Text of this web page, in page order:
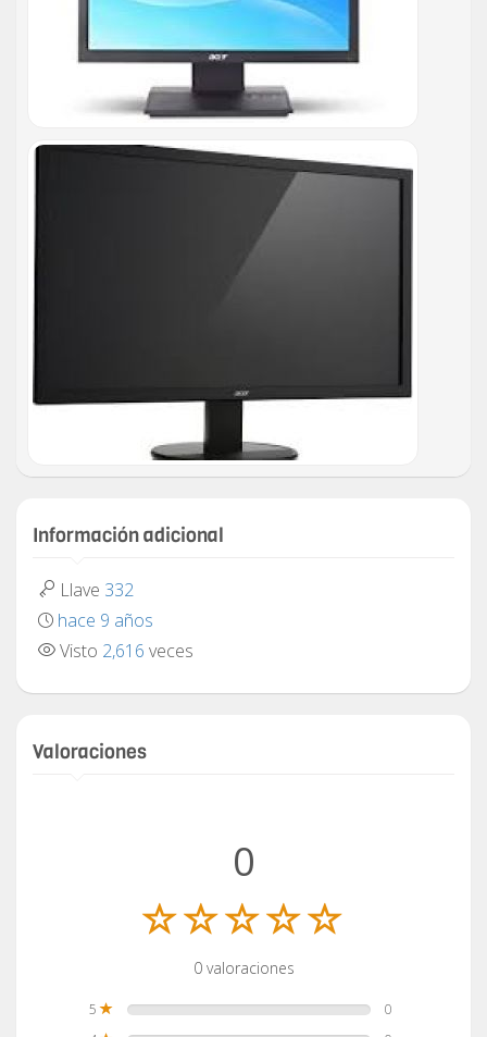
Información adicional
Llave 332
hace 9 años
Visto 2,616 veces
Valoraciones
0
0 valoraciones
5
0